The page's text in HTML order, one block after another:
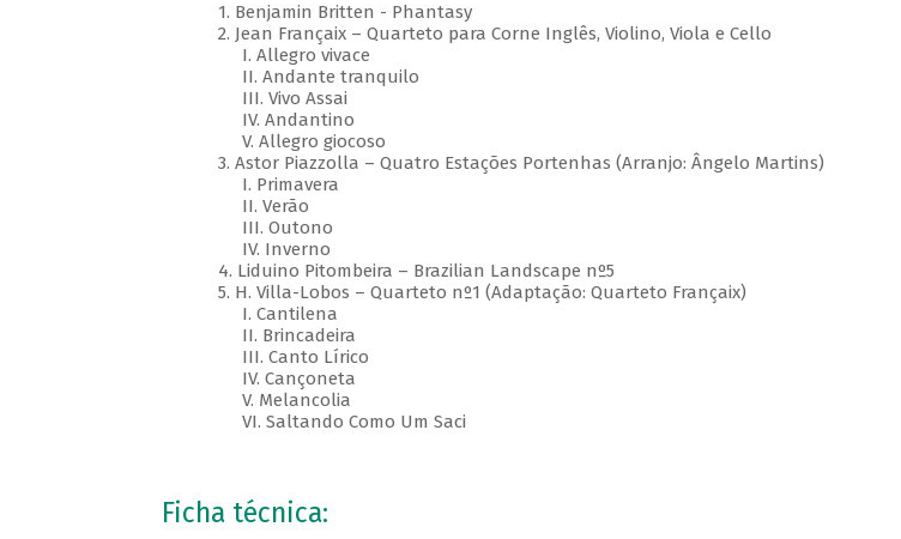
1. Benjamin Britten - Phantasy
2. Jean Françaix – Quarteto para Corne Inglês, Violino, Viola e Cello
I. Allegro vivace
II. Andante tranquilo
III. Vivo Assai
IV. Andantino
V. Allegro giocoso
3. Astor Piazzolla – Quatro Estações Portenhas (Arranjo: Ângelo Martins)
I. Primavera
II. Verão
III. Outono
IV. Inverno
4. Liduino Pitombeira – Brazilian Landscape nº5
5. H. Villa-Lobos – Quarteto nº1 (Adaptação: Quarteto Françaix)
I. Cantilena
II. Brincadeira
III. Canto Lírico
IV. Cançoneta
V. Melancolia
VI. Saltando Como Um Saci
Ficha técnica: